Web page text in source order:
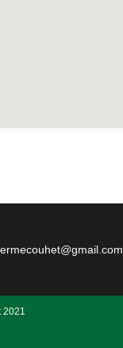
2021